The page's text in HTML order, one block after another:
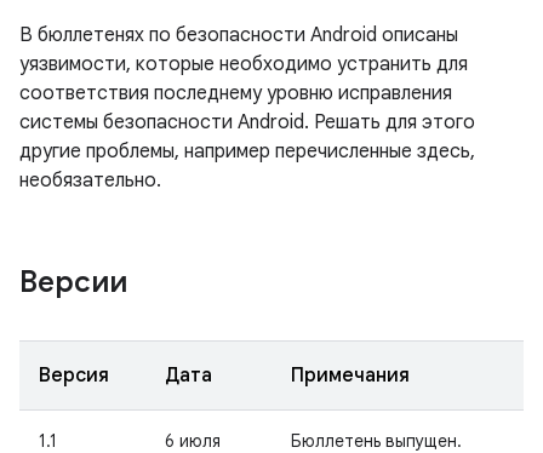
В бюллетенях по безопасности Android описаны
уязвимости, которые необходимо устранить для
соответствия последнему уровню исправления
системы безопасности Android. Решать для этого
другие проблемы, например перечисленные здесь,
необязательно.
Версии
Версия Дата Примечания
1.1
6 июля
Бюллетень выпущен.